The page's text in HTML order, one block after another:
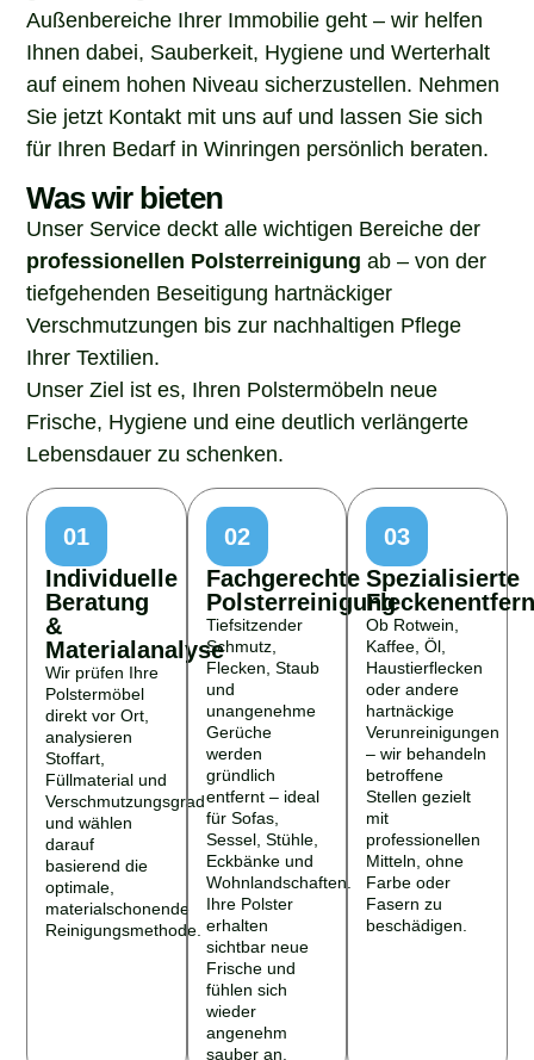
Außenbereiche Ihrer Immobilie geht – wir helfen
Ihnen dabei, Sauberkeit, Hygiene und Werterhalt
auf einem hohen Niveau sicherzustellen. Nehmen
Sie jetzt Kontakt mit uns auf und lassen Sie sich
für Ihren Bedarf in Winringen persönlich beraten.
Was wir bieten
Unser Service deckt alle wichtigen Bereiche der
professionellen Polsterreinigung ab – von der
tiefgehenden Beseitigung hartnäckiger
Verschmutzungen bis zur nachhaltigen Pflege
Ihrer Textilien.
Unser Ziel ist es, Ihren Polstermöbeln neue
Frische, Hygiene und eine deutlich verlängerte
Lebensdauer zu schenken.
01
Individuelle
Beratung
&
Materialanalyse
Wir prüfen Ihre
Polstermöbel
direkt vor Ort,
analysieren
Stoffart,
Füllmaterial und
Verschmutzungsgrad
und wählen
darauf
basierend die
optimale,
materialschonende
Reinigungsmethode.
02
Fachgerechte
Polsterreinigung
Tiefsitzender
Schmutz,
Flecken, Staub
und
unangenehme
Gerüche
werden
gründlich
entfernt – ideal
für Sofas,
Sessel, Stühle,
Eckbänke und
Wohnlandschaften.
Ihre Polster
erhalten
sichtbar neue
Frische und
fühlen sich
wieder
angenehm
sauber an.
03
Spezialisierte
Ob Rotwein,
Kaffee, Öl,
Haustierflecken
oder andere
hartnäckige
Verunreinigungen
– wir behandeln
betroffene
Stellen gezielt
mit
professionellen
Mitteln, ohne
Farbe oder
Fasern zu
beschädigen.